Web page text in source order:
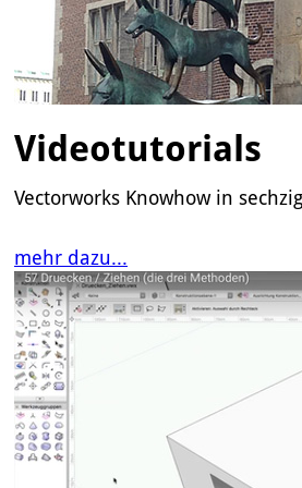
Videotutorials
Vectorworks Knowhow in
mehr dazu...